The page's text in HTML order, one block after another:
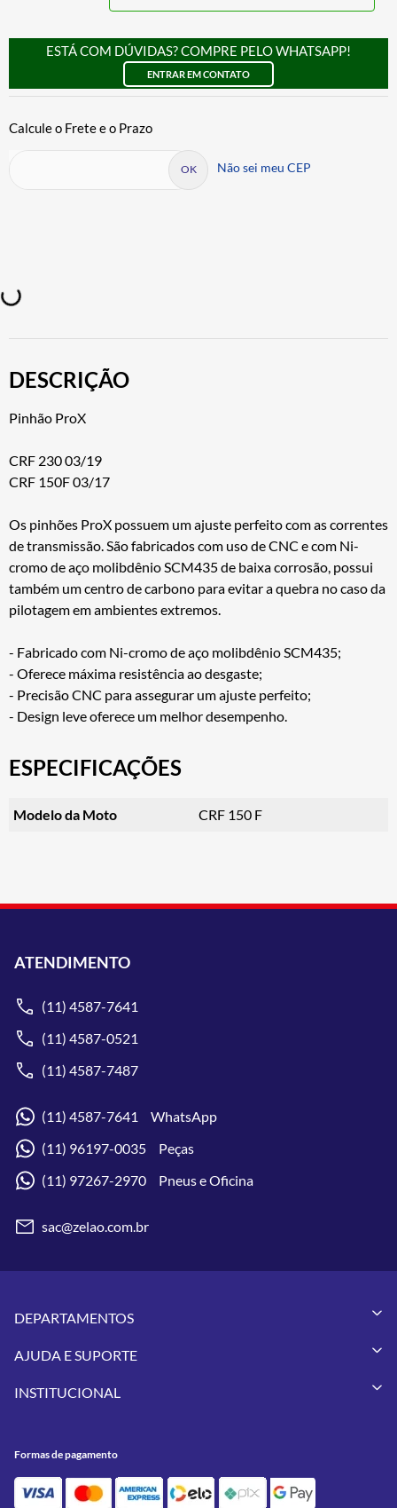
ESTÁ COM DÚVIDAS? COMPRE PELO WHATSAPP!
ENTRAR EM CONTATO
Não sei meu CEP
DESCRIÇÃO
Pinhão ProX
CRF 230 03/19
CRF 150F 03/17
Os pinhões ProX possuem um ajuste perfeito com as correntes
de transmissão. São fabricados com uso de CNC e com Ni-
cromo de aço molibdênio SCM435 de baixa corrosão, possui
também um centro de carbono para evitar a quebra no caso da
pilotagem em ambientes extremos.
- Fabricado com Ni-cromo de aço molibdênio SCM435;
- Oferece máxima resistência ao desgaste;
- Precisão CNC para assegurar um ajuste perfeito;
- Design leve oferece um melhor desempenho.
ESPECIFICAÇÕES
Modelo da Moto CRF 150 F
ATENDIMENTO
(11) 4587-7641
(11) 4587-0521
(11) 4587-7487
(11) 4587-7641 WhatsApp
(11) 96197-0035 Peças
(11) 97267-2970 Pneus e Oficina
sac@zelao.com.br
DEPARTAMENTOS
Vestuários
Pneus
Utilidades
Feminino
AJUDA E SUPORTE
Meus Pedidos
Política de Privacidade
INSTITUCIONAL
Contato
Oficina/Serviços
Formas de pagamento